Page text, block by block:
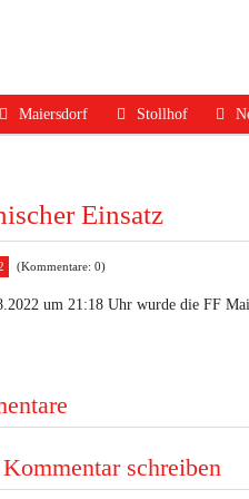
Maiersdorf
Ausrüstung
Termine
Stollhof
Termine
Einsatz
(Kommentare: 0)
um 21:18 Uhr wurde die FF
schreiben